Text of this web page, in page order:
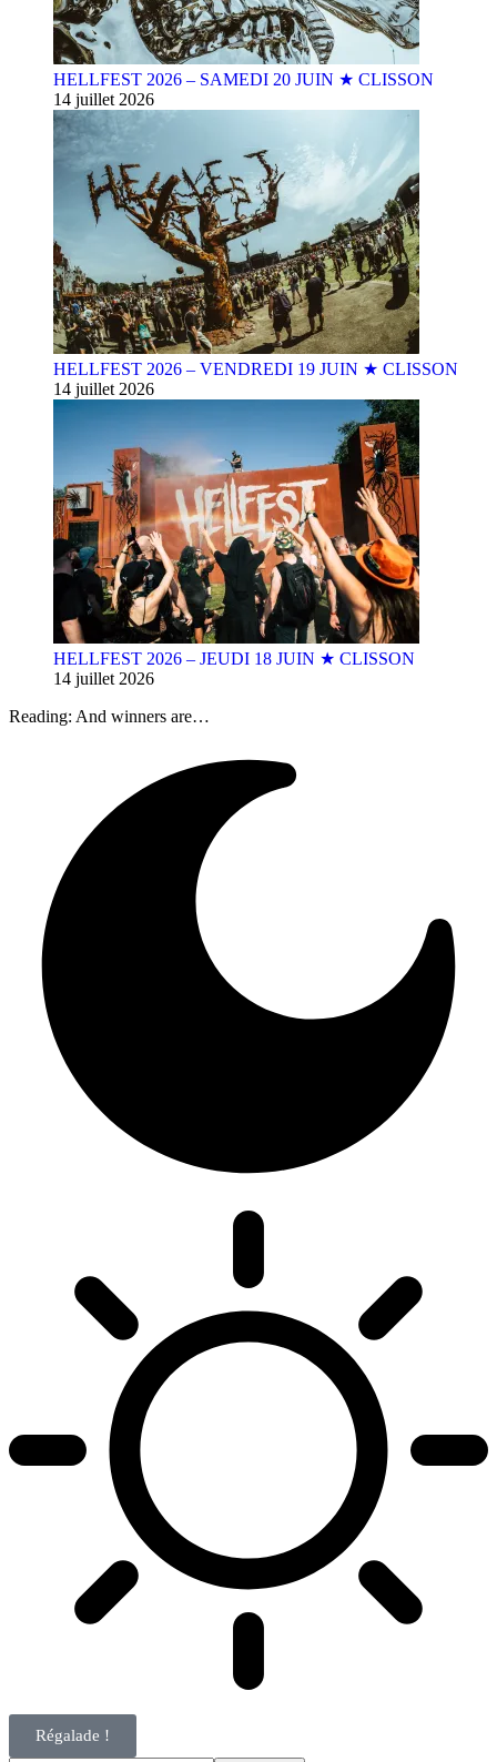
HELLFEST 2026 – SAMEDI 20 JUIN ★ CLISSON
14 juillet 2026
HELLFEST 2026 – VENDREDI 19 JUIN ★ CLISSON
14 juillet 2026
HELLFEST 2026 – JEUDI 18 JUIN ★ CLISSON
14 juillet 2026
Reading: And winners are…
Régalade !